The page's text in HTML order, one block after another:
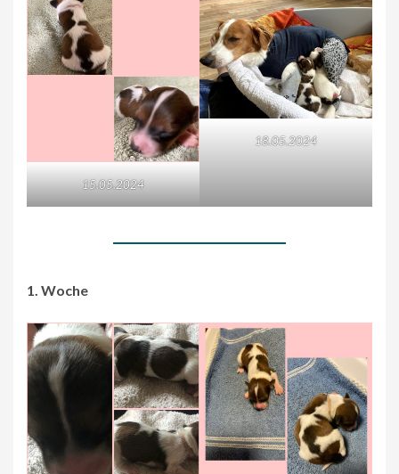
15.05.2024
18.05.2024
1. Woche